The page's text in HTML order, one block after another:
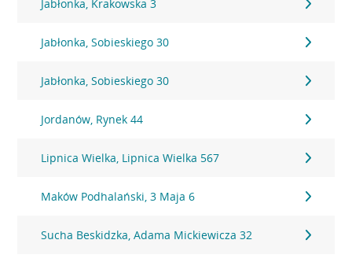
Jabłonka, Krakowska 3
Jabłonka, Sobieskiego 30
Jabłonka, Sobieskiego 30
Jordanów, Rynek 44
Lipnica Wielka, Lipnica Wielka 567
Maków Podhalański, 3 Maja 6
Sucha Beskidzka, Adama Mickiewicza 32